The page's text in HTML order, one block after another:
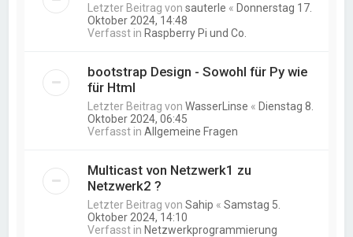
Letzter Beitrag vonsauterle « Donnerstag 17.
Oktober 2024, 14:48
Verfasst in Raspberry Pi und Co.
bootstrap Design - Sowohl für Py wie
für Html
Letzter Beitrag vonWasserLinse « Dienstag 8.
Oktober 2024, 06:45
Verfasst inAllgemeine Fragen
Multicast von Netzwerk1 zu
Netzwerk2 ?
Letzter Beitrag vonSahip «Samstag 5.
Oktober 2024, 14:10
Verfasst in Netzwerkprogrammierung